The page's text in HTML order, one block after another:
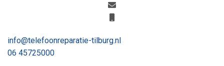
info@telefoonreparatie-tilburg.nl
06 45725000